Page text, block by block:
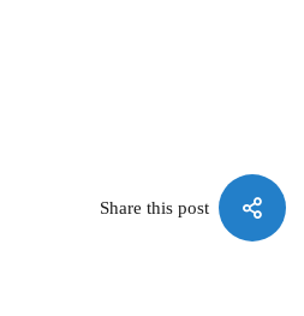
Share this post